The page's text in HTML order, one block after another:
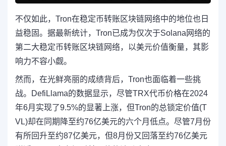
不仅如此，Tron在稳定币转账区块链网络中的地位也日
益稳固。据最新统计，Tron已成为仅次于Solana网络的
第二大稳定币转账区块链网络，以美元价值衡量，其影
响力不容小觑。
然而，在光鲜亮丽的成绩背后，Tron也面临着一些挑
战。DefiLlama的数据显示，尽管TRX代币价格在2024
年6月实现了9.5%的显著上涨，但Tron的总锁定价值(T
VL)却在同期降至约76亿美元的六个月低点。尽管7月份
有所回升至约87亿美元，但8月份又回落至约76亿美元